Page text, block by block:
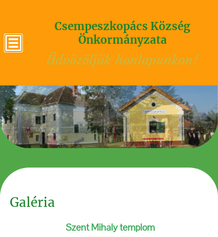
Csempeszkopács Község
Önkormányzata
Üdvözöljük honlapunkon!
Galéria
Szent Mihály templom